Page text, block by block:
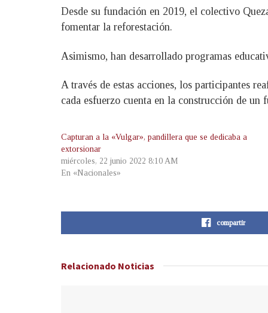
Desde su fundación en 2019, el colectivo
fomentar la reforestación.
Asimismo, han desarrollado programas
A través de estas acciones, los participantes
cada esfuerzo cuenta en la construcción de un
Capturan a la «Vulgar», pandillera que se dedicaba a
extorsionar
miércoles, 22 junio 2022 8:10 AM
En «Nacionales»
compartir
Relacionado Noticias